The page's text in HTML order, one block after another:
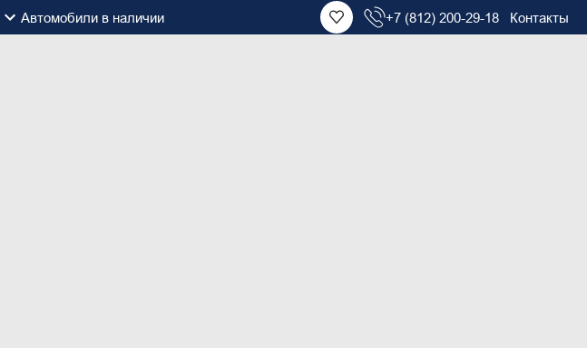
Автомобили в наличии +7 (812) 200-29-18 Контакты